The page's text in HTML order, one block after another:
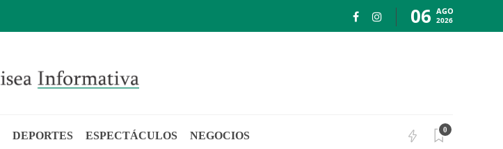
06 AGO
2026
DEPORTES ESPECTÁCULOS NEGOCIOS 0